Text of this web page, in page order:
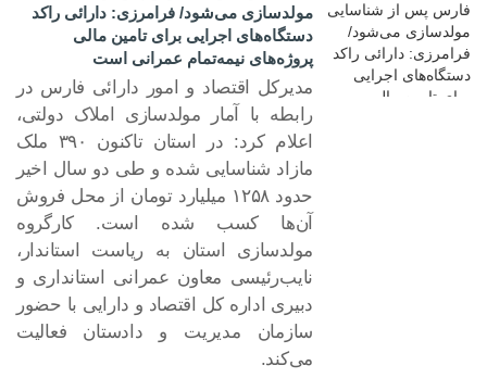
مولدسازی می‌شود/ فرامرزی: دارائی راکد
دستگاه‌های اجرایی برای تامین مالی
پروژه‌های نیمه‌تمام عمرانی است
مدیرکل اقتصاد و امور دارائی فارس در
رابطه با آمار مولدسازی املاک دولتی،
اعلام کرد: در استان تاکنون ۳۹۰ ملک
مازاد شناسایی شده و طی دو سال اخیر
حدود ۱۲۵۸ میلیارد تومان از محل فروش
آن‌ها کسب شده است. کارگروه
مولدسازی استان به ریاست استاندار،
نایب‌رئیسی معاون عمرانی استانداری و
دبیری اداره کل اقتصاد و دارایی با حضور
سازمان مدیریت و دادستان فعالیت
می‌کند.